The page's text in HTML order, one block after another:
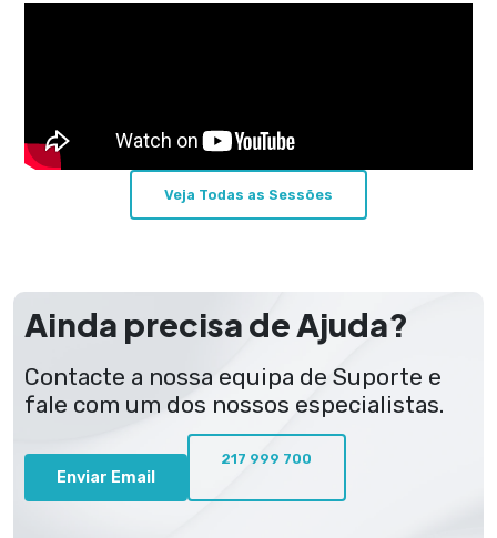
Veja Todas as Sessões
Ainda precisa de Ajuda?
Contacte a nossa equipa de Suporte e
fale com um dos nossos especialistas.
Enviar Email
217 999 700